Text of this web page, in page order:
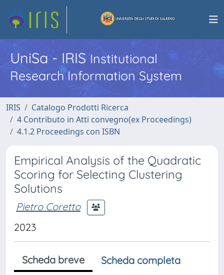
UniSa - IRISInstitutional
Research Information System
IRIS
Catalogo Prodotti Ricerca
4 Contributo in Atti convegno(ex Proceedings)
4.1.2 Proceedings con ISBN
Empirical Analysis of the Quadratic
Scoring for Selecting Clustering
Solutions
Pietro Coretto
2023
Scheda breve
Scheda completa